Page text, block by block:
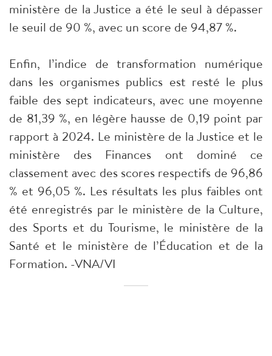
ministère de la Justice a été le seul à dépasser
le seuil de 90 %, avec un score de 94,87 %.
Enfin, l’indice de transformation numérique
dans les organismes publics est resté le plus
faible des sept indicateurs, avec une moyenne
de 81,39 %, en légère hausse de 0,19 point par
rapport à 2024. Le ministère de la Justice et le
ministère des Finances ont dominé ce
classement avec des scores respectifs de 96,86
% et 96,05 %. Les résultats les plus faibles ont
été enregistrés par le ministère de la Culture,
des Sports et du Tourisme, le ministère de la
Santé et le ministère de l’Éducation et de la
Formation. -VNA/VI